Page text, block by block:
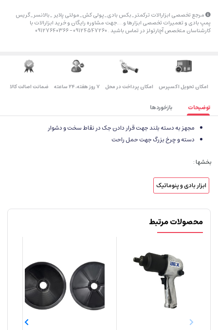
مرجع تخصصی ابزارالات ترکمتر_بکس بادی_پولی کش_مولتی پلایر _بالانسر_گریس
پمپ بادی و تعمیرات تخصصی ابزارها و….جهت مشاوره رایگان و خرید ابزارالات با
کارشناسان متخصص آچارتولز در تماس باشید . 09124547260 – 09127640366
اﻣﮑﺎن ﺗﺤﻮﯾﻞ اﮐﺴﭙﺮس امکان پرداخت در محل ۷ روز ﻫﻔﺘﻪ، ۲۴ ﺳﺎﻋﺘﻪ ضمانت اصالت کالا
توضیحات بازخوردها
مجهز به دسته بلند جهت قرار دادن جک در نقاط سخت و دشوار
دسته و چرخ بزرگ جهت حمل راحت
بخشها :
ابزار بادی و پنوماتیک
محصولات مرتبط